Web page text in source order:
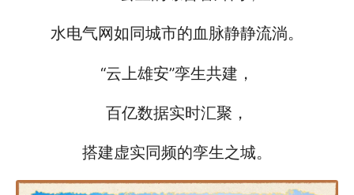
水电气网如同城市的血脉静静流淌。
“云上雄安”孪生共建，
百亿数据实时汇聚，
搭建虚实同频的孪生之城。